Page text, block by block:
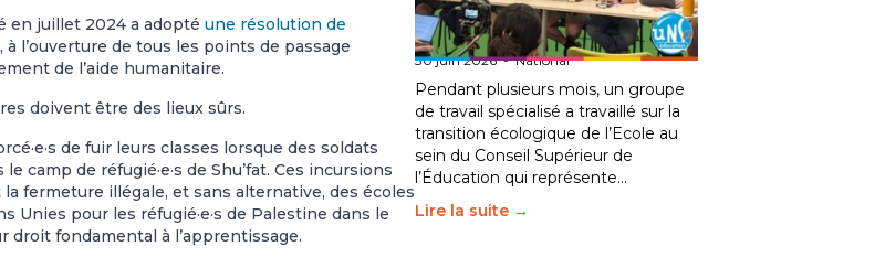
en juillet 2024 a adopté une résolution de
l’ouverture de tous les points de passage
de l’aide humanitaire.
doivent être des lieux sûrs.
de fuir leurs classes lorsque des soldats
camp de réfugié·e·s de Shu’fat. Ces incursions
fermeture illégale, et sans alternative, des écoles
Unies pour les réfugié·e·s de Palestine dans le
droit fondamental à l’apprentissage.
l’éducation : l’UNSA Éducation
fait bouger les lignes
30 juin 2026-National
Pendant plusieurs mois, un groupe
de travail spécialisé a travaillé sur la
transition écologique de l’Ecole au
sein du Conseil Supérieur de
l’Éducation qui représente…
Lire la suite →